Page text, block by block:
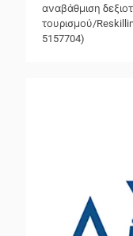
αναβάθμιση
τουρισμού/
5157704)